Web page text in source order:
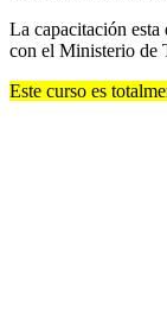
La capacitación
con el Ministerio de
Este curso es